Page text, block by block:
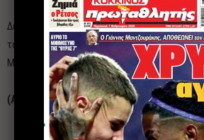
Δέκα μέρες μετά ο Περπινιάδης μπήκε στο
το συγκεκριμένο τραγούδι που έκανε τρελές
Μπούκοβι και τα παιδιά του να περάσουν στην
(Απόσπασμα από το βιβλίο του Νίκου